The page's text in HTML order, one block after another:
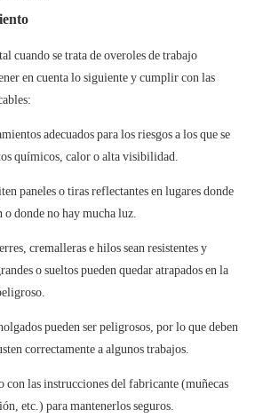
cuando se trata de overoles de trabajo
en cuenta lo siguiente y cumplir con las
adecuados para los riesgos a los que se
químicos, calor o alta visibilidad.
paneles o tiras reflectantes en lugares donde
o donde no hay mucha luz.
cremalleras e hilos sean resistentes y
o sueltos pueden quedar atrapados en la
pueden ser peligrosos, por lo que deben
correctamente a algunos trabajos.
con las instrucciones del fabricante (muñecas
etc.) para mantenerlos seguros.